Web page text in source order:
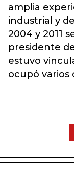
amplia
industrial y
2004 y 2011
presidente
estuvo
ocupó varios